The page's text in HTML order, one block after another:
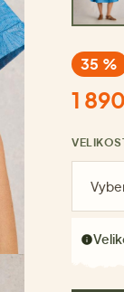
35 %
1